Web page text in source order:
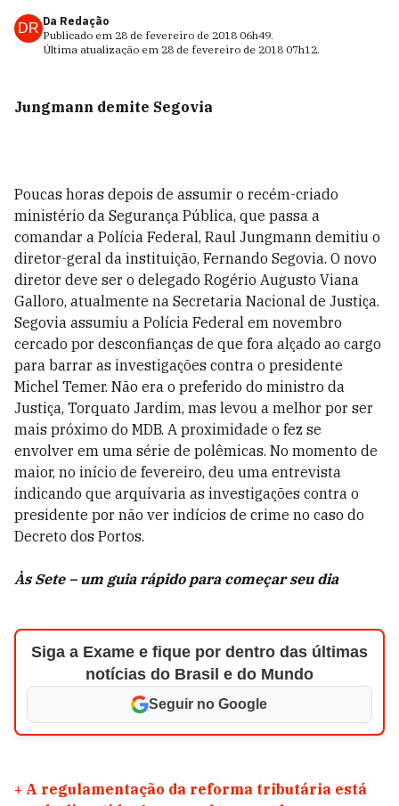
DR Da Redação
Publicado em 28 de fevereiro de 2018 06h49.
Última atualização em 28 de fevereiro de 2018 07h12.
Jungmann demite Segovia
Poucas horas depois de assumir o recém-criado
ministério da Segurança Pública, que passa a
comandar a Polícia Federal, Raul Jungmann demitiu o
diretor-geral da instituição, Fernando Segovia. O novo
diretor deve ser o delegado Rogério Augusto Viana
Galloro, atualmente na Secretaria Nacional de Justiça.
Segovia assumiu a Polícia Federal em novembro
cercado por desconfianças de que fora alçado ao cargo
para barrar as investigações contra o presidente
Michel Temer. Não era o preferido do ministro da
Justiça, Torquato Jardim, mas levou a melhor por ser
mais próximo do MDB. A proximidade o fez se
envolver em uma série de polêmicas. No momento de
maior, no início de fevereiro, deu uma entrevista
indicando que arquivaria as investigações contra o
presidente por não ver indícios de crime no caso do
Decreto dos Portos.
Às Sete – um guia rápido para começar seu dia
Siga a Exame e fique por dentro das últimas
notícias do Brasil e do Mundo
Seguir no Google
+ A regulamentação da reforma tributária está